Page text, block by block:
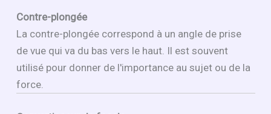
Contre-plongée
La contre-plongée correspond à un angle de prise
de vue qui va du bas vers le haut. Il est souvent
utilisé pour donner de l'importance au sujet ou de la
force.